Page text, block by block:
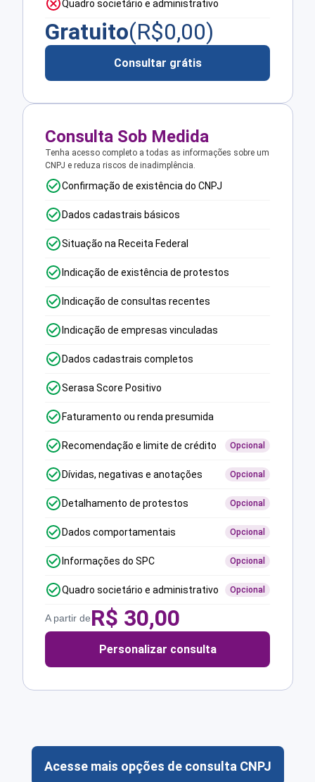
Quadro societário e administrativo
Gratuito(R$0,00)
Consultar grátis
Consulta Sob Medida
Tenha acesso completo a todas as informações sobre um
CNPJ e reduza riscos de inadimplência.
Confirmação de existência do CNPJ
Dados cadastrais básicos
Situação na Receita Federal
Indicação de existência de protestos
Indicação de consultas recentes
Indicação de empresas vinculadas
Dados cadastrais completos
Serasa Score Positivo
Faturamento ou renda presumida
Recomendação e limite de crédito Opcional
Dívidas, negativas e anotações Opcional
Detalhamento de protestos Opcional
Dados comportamentais Opcional
Informações do SPC Opcional
Quadro societário e administrativo Opcional
A partir deR$ 30,00
Personalizar consulta
Acesse mais opções de consulta CNPJ